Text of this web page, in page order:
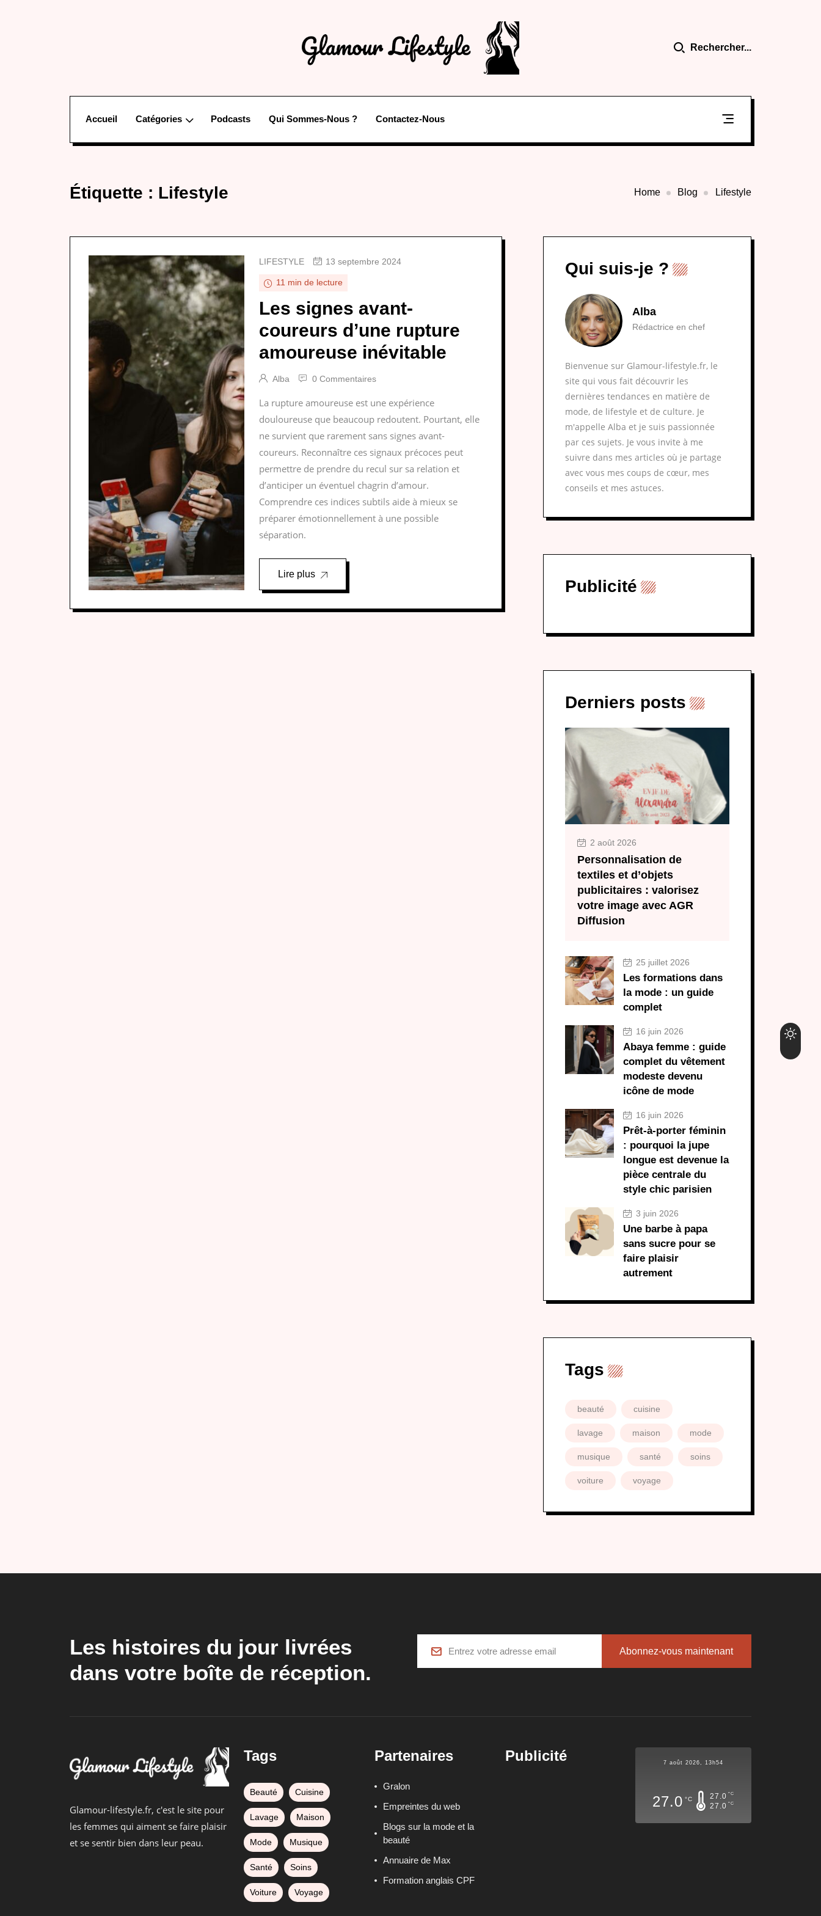
Rechercher...
Accueil Catégories Podcasts Qui Sommes-Nous ? Contactez-Nous
Étiquette : Lifestyle Home Blog Lifestyle
LIFESTYLE 13 septembre 2024
11 min de lecture
Les signes avant-
coureurs d’une rupture
amoureuse inévitable
Alba 0 Commentaires
La rupture amoureuse est une expérience
douloureuse que beaucoup redoutent. Pourtant, elle
ne survient que rarement sans signes avant-
coureurs. Reconnaître ces signaux précoces peut
permettre de prendre du recul sur sa relation et
d’anticiper un éventuel chagrin d’amour.
Comprendre ces indices subtils aide à mieux se
préparer émotionnellement à une possible
séparation.
Lire plus
Qui suis-je ?
Alba
Rédactrice en chef
Bienvenue sur Glamour-lifestyle.fr, le
site qui vous fait découvrir les
dernières tendances en matière de
mode, de lifestyle et de culture. Je
m'appelle Alba et je suis passionnée
par ces sujets. Je vous invite à me
suivre dans mes articles où je partage
avec vous mes coups de cœur, mes
conseils et mes astuces.
Publicité
Derniers posts
2 août 2026
Personnalisation de
textiles et d’objets
publicitaires : valorisez
votre image avec AGR
Diffusion
25 juillet 2026
Les formations dans
la mode : un guide
complet
16 juin 2026
Abaya femme : guide
complet du vêtement
modeste devenu
icône de mode
16 juin 2026
Prêt-à-porter féminin
: pourquoi la jupe
longue est devenue la
pièce centrale du
style chic parisien
3 juin 2026
Une barbe à papa
sans sucre pour se
faire plaisir
autrement
Tags
beauté cuisine
lavage maison mode
musique santé soins
voiture voyage
Les histoires du jour livrées
dans votre boîte de réception.
Abonnez-vous maintenant
Glamour-lifestyle.fr, c'est le site pour
les femmes qui aiment se faire plaisir
et se sentir bien dans leur peau.
Tags
Beauté Cuisine
Lavage Maison
Mode Musique
Santé Soins
Voiture Voyage
Partenaires
Gralon
Empreintes du web
Blogs sur la mode et la
beauté
Annuaire de Max
Formation anglais CPF
Publicité 7 août 2026, 13h54
27.0 °C 27.0 °C
27.0 °C